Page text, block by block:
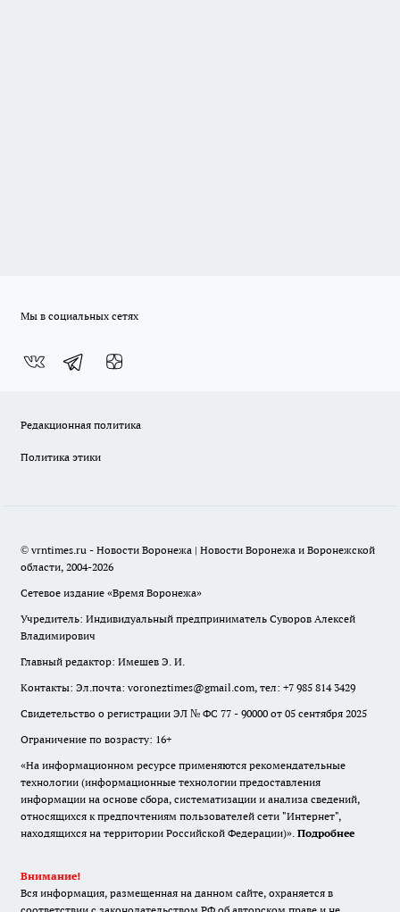
Мы в социальных сетях
Редакционная политика
Политика этики
© vrntimes.ru - Новости Воронежа | Новости Воронежа и Воронежской
области, 2004-2026
Сетевое издание «Время Воронежа»
Учредитель: Индивидуальный предприниматель Суворов Алексей
Владимирович
Главный редактор: Имешев Э. И.
Контакты: Эл.почта: voroneztimes@gmail.com, тел: +7 985 814 3429
Свидетельство о регистрации ЭЛ № ФС 77 - 90000 от 05 сентября 2025
Ограничение по возрасту: 16+
«На информационном ресурсе применяются рекомендательные
технологии (информационные технологии предоставления
информации на основе сбора, систематизации и анализа сведений,
относящихся к предпочтениям пользователей сети "Интернет",
находящихся на территории Российской Федерации)». Подробнее
Внимание!
Вся информация, размещенная на данном сайте, охраняется в